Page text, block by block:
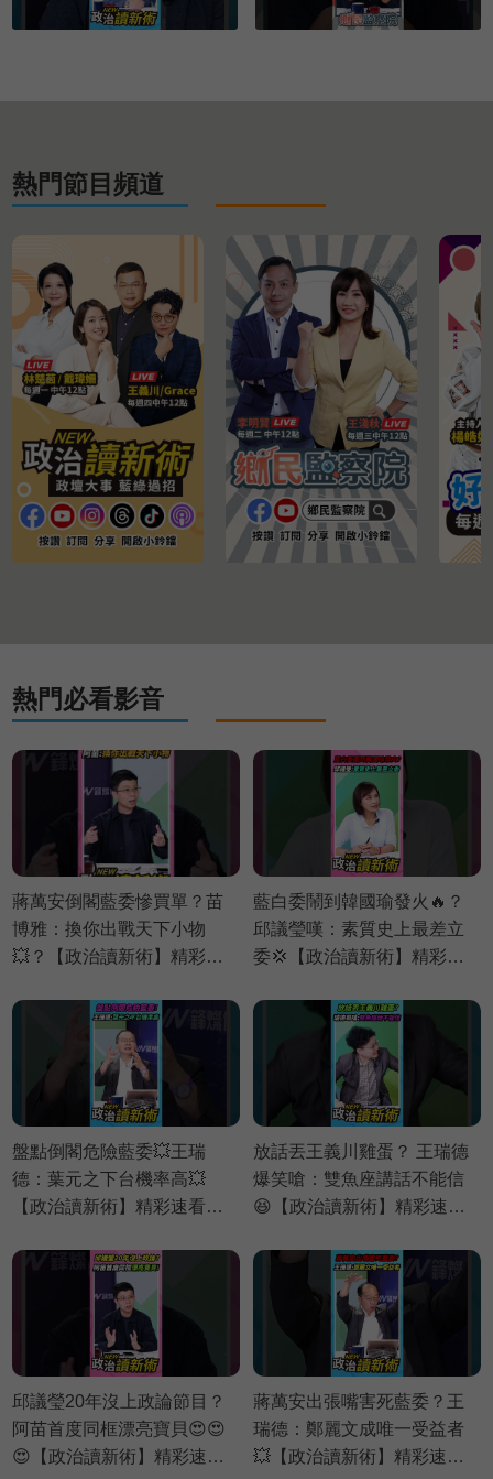
熱門節目頻道
熱門必看影音
蔣萬安倒閣藍委慘買單？苗
博雅：換你出戰天下小物
💥？【政治讀新術】精彩速
藍白委鬧到韓國瑜發火🔥？
邱議瑩嘆：素質史上最差立
委💢【政治讀新術】精彩速
盤點倒閣危險藍委💥王瑞
德：葉元之下台機率高💥
【政治讀新術】精彩速看
放話丟王義川雞蛋？ 王瑞德
爆笑嗆：雙魚座講話不能信
😆【政治讀新術】精彩速看
邱議瑩20年沒上政論節目？
阿苗首度同框漂亮寶貝😍😍
😍【政治讀新術】精彩速看
蔣萬安出張嘴害死藍委？王
瑞德：鄭麗文成唯一受益者
💥【政治讀新術】精彩速看